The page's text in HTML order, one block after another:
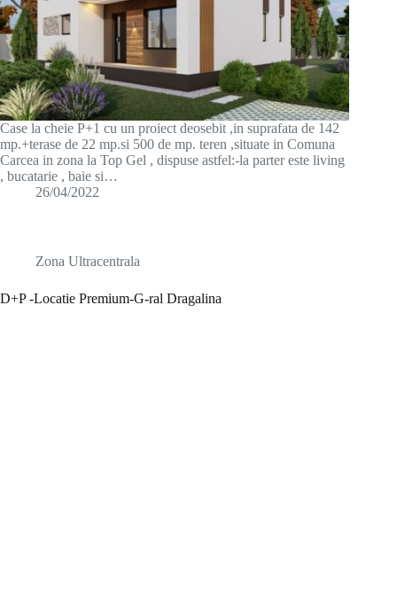
Case la cheie P+1 cu un proiect deosebit ,in suprafata de 142
mp.+terase de 22 mp.si 500 de mp. teren ,situate in Comuna
Carcea in zona la Top Gel , dispuse astfel:-la parter este living
, bucatarie , baie si…
26/04/2022
Zona Ultracentrala
D+P -Locatie Premium-G-ral Dragalina